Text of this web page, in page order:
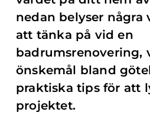
nedan belyser några
att tänka på vid en
badrumsrenovering,
önskemål bland
praktiska tips för att
projektet.